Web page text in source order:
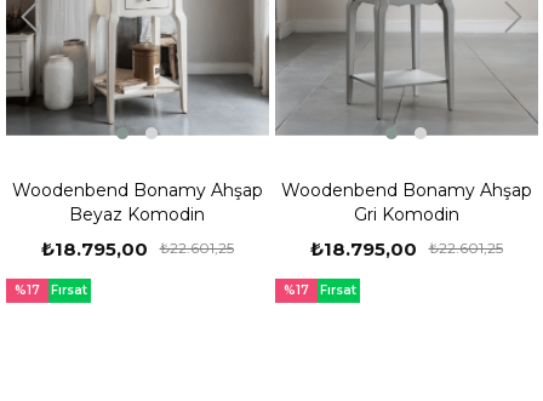
Bonamy Ahşap
Komodin
₺22.601,25
Woodenbend Bonamy Ahşap
Gri Komodin
₺18.795,00 ₺22.601,25
Fırsat